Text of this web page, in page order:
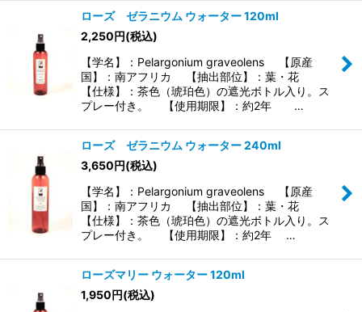
ローズ ゼラニウム ウォーター 120ml
2,250円(税込)
【学名】：Pelargonium graveolens 【原産
国】：南アフリカ 【抽出部位】：葉・花
【仕様】：茶色（琥珀色）の遮光ボトル入り。ス
プレー付き。 【使用期限】：約2年 …
ローズ ゼラニウム ウォーター 240ml
3,650円(税込)
【学名】：Pelargonium graveolens 【原産
国】：南アフリカ 【抽出部位】：葉・花
【仕様】：茶色（琥珀色）の遮光ボトル入り。ス
プレー付き。 【使用期限】：約2年 …
ローズマリー ウォーター 120ml
1,950円(税込)